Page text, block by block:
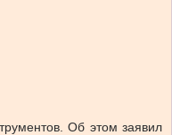
Об этом заявил